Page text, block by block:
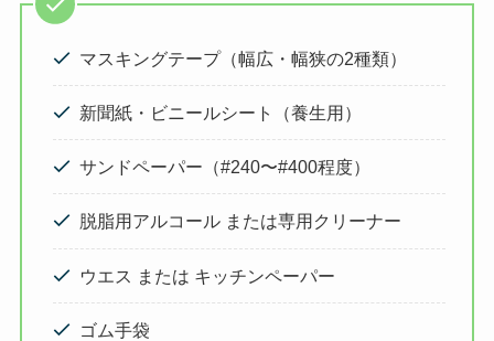
マスキングテープ（幅広・幅狭の2種類）
新聞紙・ビニールシート（養生用）
サンドペーパー（#240〜#400程度）
脱脂用アルコール または専用クリーナー
ウエス または キッチンペーパー
ゴム手袋